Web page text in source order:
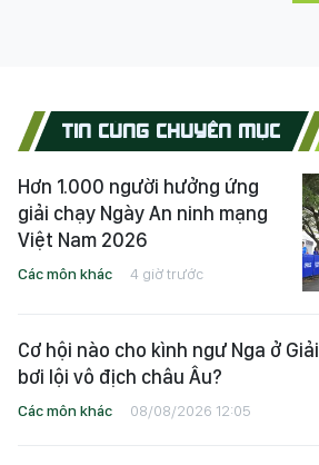
TIN CÙNG CHUYÊN MỤC
Hơn 1.000 người hưởng ứng
giải chạy Ngày An ninh mạng
Việt Nam 2026
Các môn khác 4 giờ trước
Cơ hội nào cho kình ngư Nga ở Giải
bơi lội vô địch châu Âu?
Các môn khác 08/08/2026 12:05